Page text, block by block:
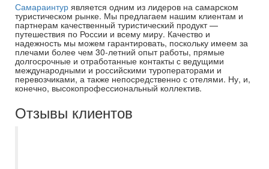
Самараинтур является одним из лидеров на самарском
туристическом рынке. Мы предлагаем нашим клиентам и
партнерам качественный туристический продукт —
путешествия по России и всему миру. Качество и
надежность мы можем гарантировать, поскольку имеем за
плечами более чем 30-летний опыт работы, прямые
долгосрочные и отработанные контакты с ведущими
международными и российскими туроператорами и
перевозчиками, а также непосредственно с отелями. Ну, и,
конечно, высокопрофессиональный коллектив.
Отзывы клиентов